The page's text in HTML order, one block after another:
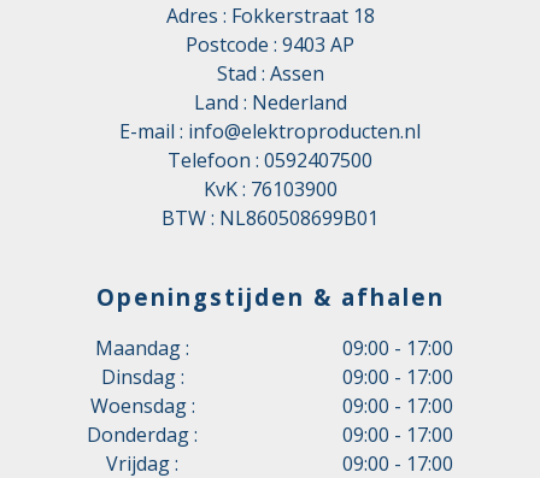
Adres : Fokkerstraat 18
Postcode : 9403 AP
Stad : Assen
Land : Nederland
E-mail : info@elektroproducten.nl
Telefoon : 0592407500
KvK : 76103900
BTW : NL860508699B01
Openingstijden & afhalen
Maandag :
09:00 - 17:00
Dinsdag :
09:00 - 17:00
Woensdag :
09:00 - 17:00
Donderdag :
09:00 - 17:00
Vrijdag :
09:00 - 17:00